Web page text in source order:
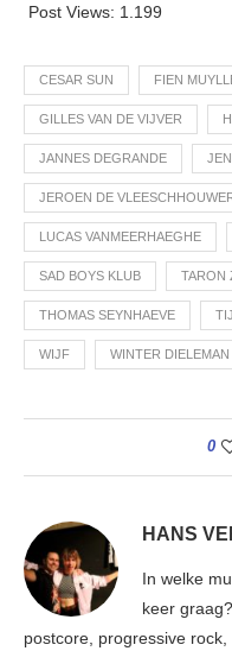
Post Views: 1.199
CESAR SUN FIEN
GILLES VAN DE VIJVER
JANNES DEGRANDE
JEROEN DE
LUCAS VANMEERHAEGHE
SAD BOYS KLUB TARON
THOMAS SEYNHAEVE
WIJF WINTER DIELEMAN
0
HANS
In welke
keer
postcore, progressive